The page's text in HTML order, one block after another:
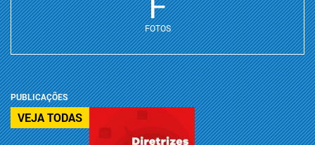
FOTOS
PUBLICAÇÕES
VEJA TODAS